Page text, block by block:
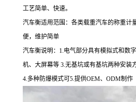
工艺简单、快速。
汽车衡适用范围： 各类载重汽车的称重计
便，维护简单
汽车衡说明：1.电气部分具有模拟式和数
机、大屏幕等 3.无基坑或有基坑两种安装
4.多种防爆模式可5.提供OEM、ODM制作